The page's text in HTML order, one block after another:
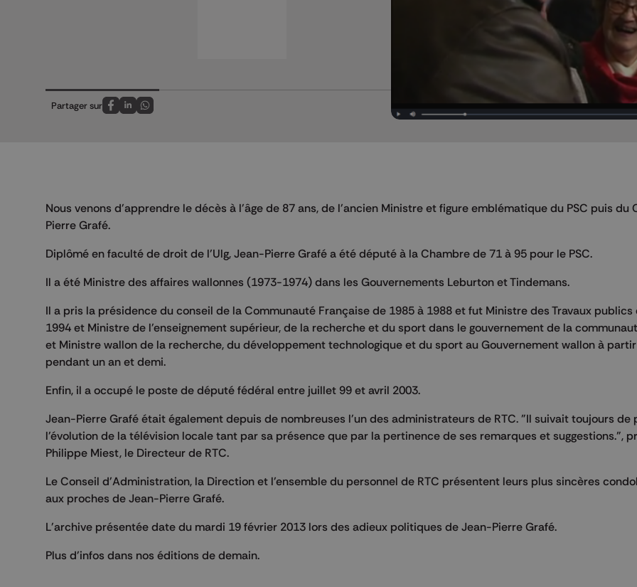
Partager sur
Partagez sur FaceBook
Partagez sur LinkedIn
Partagez sur Whatsapp
Nous venons d'apprendre le décès à l'âge de 87 ans, de l'ancien Ministre et figure emblématique du PSC puis du
Pierre Grafé.
Diplômé en faculté de droit de l'Ulg, Jean-Pierre Grafé a été député à la Chambre de 71 à 95 pour le PSC.
Il a été Ministre des affaires wallonnes (1973-1974) dans les Gouvernements Leburton et Tindemans.
Il a pris la présidence du conseil de la Communauté Française de 1985 à 1988 et fut Ministre des Travaux publics
1994 et Ministre de l'enseignement supérieur, de la recherche et du sport dans le gouvernement de la
et Ministre wallon de la recherche, du développement technologique et du sport au Gouvernement wallon à
pendant un an et demi.
Enfin, il a occupé le poste de député fédéral entre juillet 99 et avril 2003.
Jean-Pierre Grafé était également depuis de nombreuses l'un des administrateurs de RTC. "Il suivait toujours de
l'évolution de la télévision locale tant par sa présence que par la pertinence de ses remarques et suggestions.",
Philippe Miest, le Directeur de RTC.
Le Conseil d'Administration, la Direction et l'ensemble du personnel de RTC présentent leurs plus sincères
aux proches de Jean-Pierre Grafé.
L'archive présentée date du mardi 19 février 2013 lors des adieux politiques de Jean-Pierre Grafé.
Plus d'infos dans nos éditions de demain.